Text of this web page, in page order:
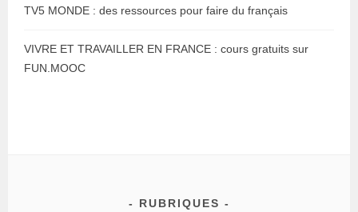
TV5 MONDE : des ressources pour faire du français
VIVRE ET TRAVAILLER EN FRANCE : cours gratuits sur
FUN.MOOC
RUBRIQUES